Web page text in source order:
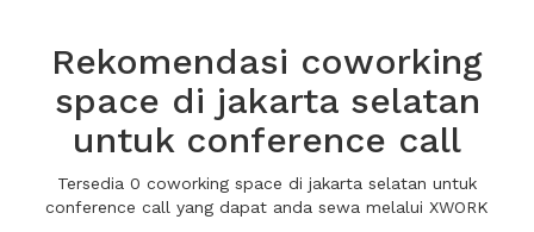
Rekomendasi coworking
space di jakarta selatan
untuk conference call
Tersedia 0 coworking space di jakarta selatan untuk
conference call yang dapat anda sewa melalui XWORK